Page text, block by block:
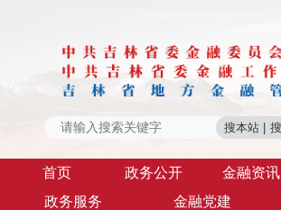
首页 政务公开 金融资讯
政务服务
金融党建